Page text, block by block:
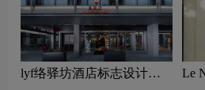
lyf络驿坊酒店标志设计含
Le